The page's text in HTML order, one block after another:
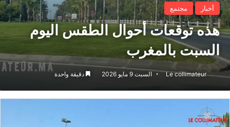
أخبار مجتمع
هذه توقعات أحوال الطقس اليوم
السبت بالمغرب
Le collimateur السبت 9 مايو 2026 دقيقة واحدة